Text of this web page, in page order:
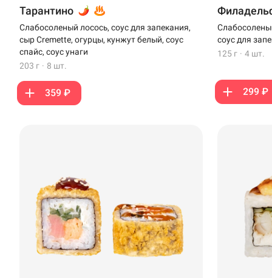
Тарантино
Слабосоленый лосось, соус для запекания,
сыр Cremette, огурцы, кунжут белый, соус
спайс, соус унаги
203 г · 8 шт.
359 ₽
соус для
125 г · 4 шт.
299 ₽